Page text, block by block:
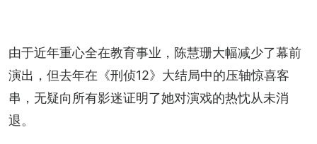
由于近年重心全在教育事业，陈慧珊大幅减少了幕前
演出，但去年在《刑侦12》大结局中的压轴惊喜客
串，无疑向所有影迷证明了她对演戏的热忱从未消
退。